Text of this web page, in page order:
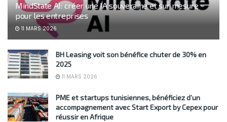
MindState AI: créer une IA souveraine et sur mesure
pour les entreprises
11 MARS 2026
BH Leasing voit son bénéfice chuter de 30% en
2025
11 MARS 2026
PME et startups tunisiennes, bénéficiez d’un
accompagnement avec Start Export by Cepex pour
réussir en Afrique